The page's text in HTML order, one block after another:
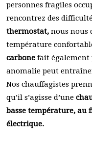
personnes fragiles
rencontrez des
thermostat, nous nous
température
carbone fait également
anomalie peut
Nos chauffagistes
qu’il s’agisse d’une
basse température, au
électrique.